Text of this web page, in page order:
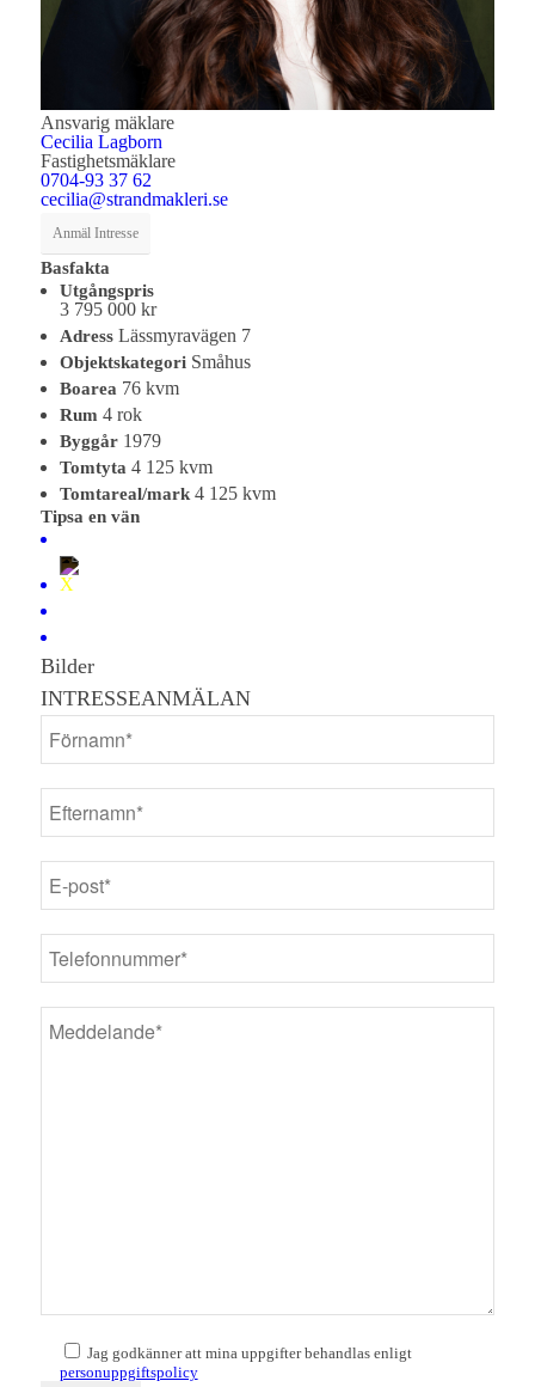
Ansvarig mäklare
Cecilia Lagborn
Fastighetsmäklare
0704-93 37 62
cecilia@strandmakleri.se
Anmäl Intresse
Basfakta
Utgångspris
3 795 000 kr
AdressLässmyravägen 7
ObjektskategoriSmåhus
Boarea 76 kvm
Rum 4 rok
Byggår1979
Tomtyta 4 125 kvm
Tomtareal/mark4 125 kvm
Tipsa en vän
Bilder
INTRESSEANMÄLAN
Jag godkänner att mina uppgifter behandlas enligt
personuppgiftspolicy